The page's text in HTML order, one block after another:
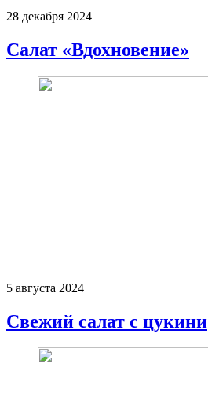
28 декабря 2024
Салат «Вдохновение»
5 августа 2024
Свежий салат с цукини